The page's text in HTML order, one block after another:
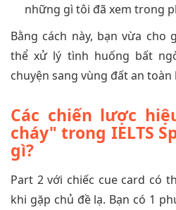
những gì tôi đã xem trong
Bằng cách này, bạn vừa cho
thể xử lý tình huống bất
chuyện sang vùng đất an
Các chiến lược
cháy" trong IELTS
gì?
Part 2 với chiếc cue card có
khi gặp chủ đề lạ. Bạn có 1